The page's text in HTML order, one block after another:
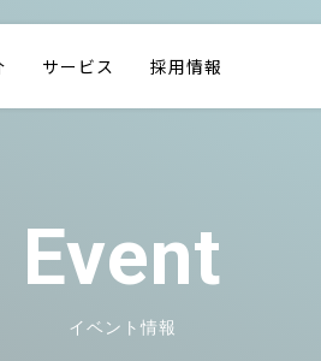
サービス 採用情報
Event
イベント情報